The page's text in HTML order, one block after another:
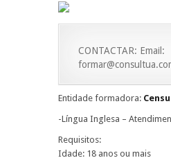
CONTACTAR: Email:
Entidade formadora:
-Língua Inglesa –
Requisitos:
Idade: 18 anos ou mais